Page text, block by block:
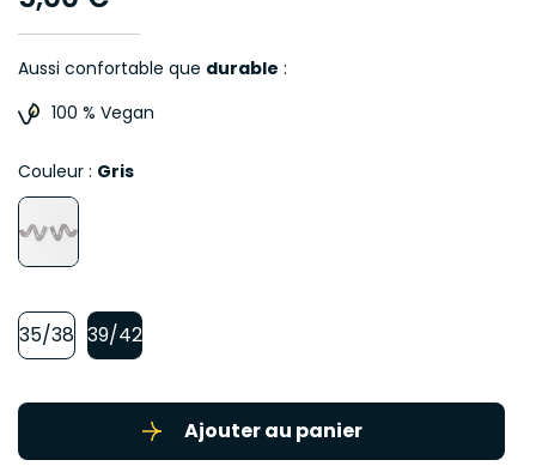
Aussi confortable que durable :
100 % Vegan
Couleur : Gris
35/38 39/42
Ajouter au panier